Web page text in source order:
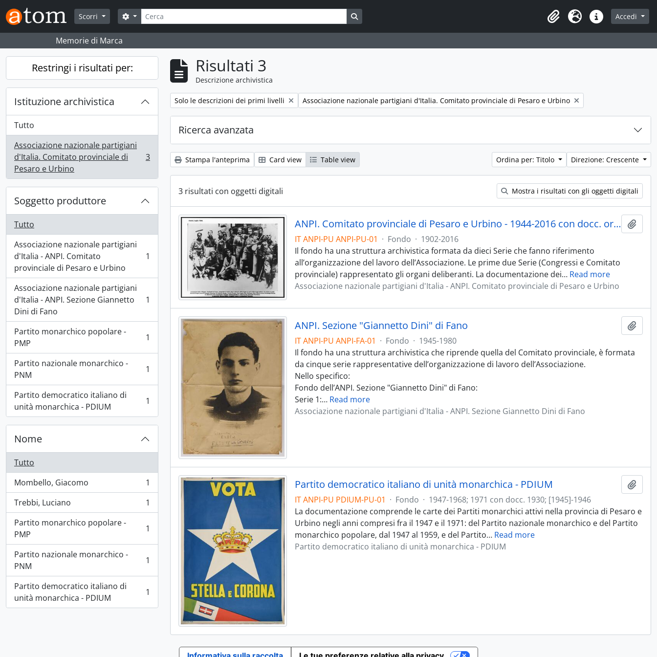
Skip to main content
Scorri
Cerca
Search options
Area di lavoro
Lingua Collegamenti veloci
Accedi
Memorie di Marca
Restringi i risultati per:
Istituzione archivistica
Tutto
Associazione nazionale partigiani
d'Italia. Comitato provinciale di
Pesaro e Urbino
, 3 risultati 3
Soggetto produttore
Tutto
Associazione nazionale partigiani
d'Italia - ANPI. Comitato
provinciale di Pesaro e Urbino
, 1 risultati 1
Associazione nazionale partigiani
d'Italia - ANPI. Sezione Giannetto
Dini di Fano
, 1 risultati 1
Partito monarchico popolare -
PMP
, 1 risultati 1
Partito nazionale monarchico -
PNM
, 1 risultati 1
Partito democratico italiano di
unità monarchica - PDIUM
, 1 risultati 1
Nome
Tutto
Mombello, Giacomo
, 1 risultati
1
Trebbi, Luciano
, 1 risultati
1
Partito monarchico popolare -
PMP
, 1 risultati 1
Partito nazionale monarchico -
PNM
, 1 risultati 1
Partito democratico italiano di
unità monarchica - PDIUM
, 1 risultati 1
Risultati 3
Descrizione archivistica
Remove filter:
Solo le descrizioni dei primi livelli Remove filter:
Associazione nazionale partigiani d'Italia. Comitato provinciale di Pesaro e Urbino
Ricerca avanzata
Stampa l'anteprima Card view Table view Ordina per: Titolo Direzione: Crescente
3 risultati con oggetti digitali Mostra i risultati con gli oggetti digitali
ANPI. Comitato provinciale di Pesaro e Urbino - 1944-2016 con docc. originali e in copia 1850-1882; 1902-1943
IT ANPI-PU ANPI-PU-01 · Fondo · 1902-2016
Il fondo ha una struttura archivistica formata da dieci Serie che fanno riferimento
all’organizzazione del lavoro dell’Associazione. Le prime due Serie (Congressi e Comitato
provinciale) rappresentato gli organi deliberanti. La documentazione dei… Read more
Associazione nazionale partigiani d'Italia - ANPI. Comitato provinciale di Pesaro e Urbino
ANPI. Sezione "Giannetto Dini" di Fano
IT ANPI-PU ANPI-FA-01 · Fondo · 1945-1980
Il fondo ha una struttura archivistica che riprende quella del Comitato provinciale, è formata
da cinque serie rappresentative dell’organizzazione di lavoro dell’Associazione.
Nello specifico:
Fondo dell’ANPI. Sezione "Giannetto Dini" di Fano:
Serie 1:… Read more
Associazione nazionale partigiani d'Italia - ANPI. Sezione Giannetto Dini di Fano
Partito democratico italiano di unità monarchica - PDIUM
IT ANPI-PU PDIUM-PU-01 · Fondo · 1947-1968; 1971 con docc. 1930; [1945]-1946
La documentazione comprende le carte dei Partiti monarchici attivi nella provincia di Pesaro e
Urbino negli anni compresi fra il 1947 e il 1971: del Partito nazionale monarchico e del Partito
monarchico popolare, dal 1947 al 1959, e del Partito… Read more
Partito democratico italiano di unità monarchica - PDIUM